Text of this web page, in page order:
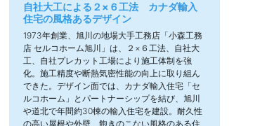
自社大工による２×６工法 カナダ輸入
住宅の風格あるデザイン
1973年創業、旭川の地場大手工務店「小森工務
店 セルコホーム旭川」は、２×６工法、自社大
工、自社プレカット工場により施工体制を強
化。施工精度や断熱気密性能の向上に取り組ん
できた。デザイン面では、カナダ輸入住宅「セ
ルコホーム」とパートナーシップを結び、旭川
や道北で年間約30棟の輸入住宅を建設。耐久性
の高い屋根や外壁、飽きのこない風格のある住